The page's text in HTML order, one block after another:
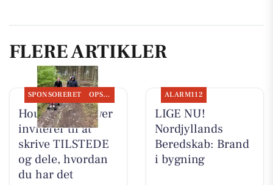
FLERE ARTIKLER
SPONSORERET OPSLAGSTAVLEN
Houen Life Power
inviterer til at
skrive TILSTEDE
og dele, hvordan
du har det
ALARM112
LIGE NU!
Nordjyllands
Beredskab: Brand
i bygning